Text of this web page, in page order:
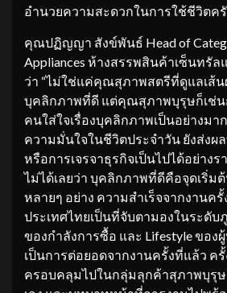
อำนวยความสะดวกในการใช้ชีวิตค
คุณปฏิญญา สังข์พันธ์ Head of
Appliances ห้างสรรพสินค้าเซ็นทรั
ว่า “ไม่ใช่แค่คุณสุภาพสตรีที่ดูแลเส้
บุคลิกภาพที่ดี แต่คุณสุภาพบุรุษก็เช่น
คนใส่ใจเรื่องบุคลิกภาพเป็นอย่างมา
ความมั่นใจในชีวิตประจำวัน ยังส่งผ
หรือการเจรจาธุรกิจเป็นไปได้อย่าง
ไม่ได้เลยว่า บุคลิกภาพที่ดีคือจุดเริ่ม
หลายๆ อย่าง ความสำเร็จจากงานค
ประเทศไทยเป็นที่จับตามองในระดับ
ของกำลังการซื้อ และ Lifestyle ของ
เป็นการต่อยอดจากงานครั้งที่แล้ว ครั้
ครอบคลุมไปในกลุ่มลุกค้าสุภาพบุรุ